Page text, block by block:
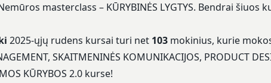
masterclass – KŪRYBINĖS LYGTYS. Bendrai šiuos
2025-ųjų rudens kursai turi net 103 mokinius, kurie
SKAITMENINĖS KOMUNIKACIJOS, PRODUCT
KŪRYBOS 2.0 kurse!